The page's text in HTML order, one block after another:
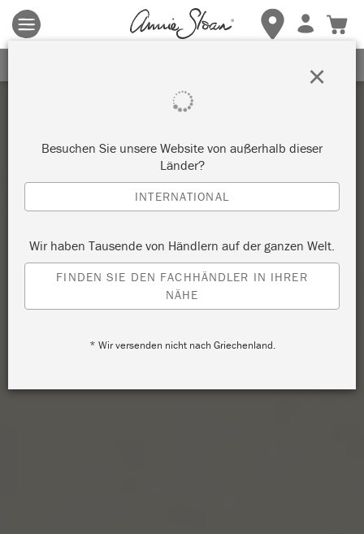
Es gelten die allgemeinen Geschäftsbedingungen.
hierfür weitere Informationen.
Besuchen Sie unsere Website von außerhalb dieser
Länder?
INTERNATIONAL
Wir haben Tausende von Händlern auf der ganzen Welt.
FINDEN SIE DEN FACHHÄNDLER IN IHRER
NÄHE
* Wir versenden nicht nach Griechenland.
×